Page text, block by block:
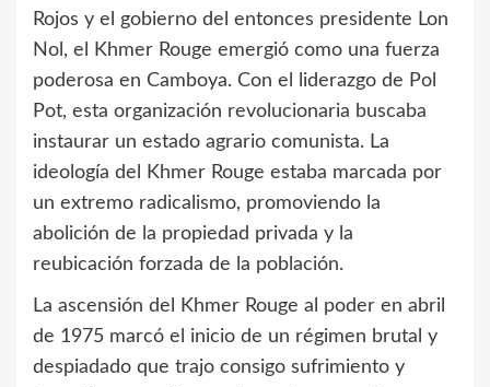
Rojos y el gobierno del entonces presidente Lon
Nol, el Khmer Rouge emergió como una fuerza
poderosa en Camboya. Con el liderazgo de Pol
Pot, esta organización revolucionaria buscaba
instaurar un estado agrario comunista. La
ideología del Khmer Rouge estaba marcada por
un extremo radicalismo, promoviendo la
abolición de la propiedad privada y la
reubicación forzada de la población.
La ascensión del Khmer Rouge al poder en abril
de 1975 marcó el inicio de un régimen brutal y
despiadado que trajo consigo sufrimiento y